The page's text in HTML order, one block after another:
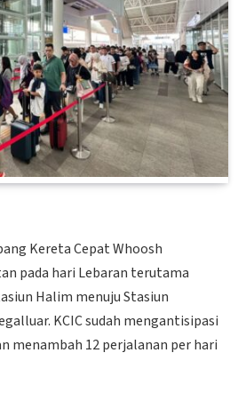
Kereta Cepat Whoosh
pada hari Lebaran terutama
Halim menuju Stasiun
KCIC sudah mengantisipasi
menambah 12 perjalanan per hari